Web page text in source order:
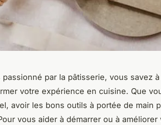
passionné par la pâtisserie, vous savez
votre expérience en cuisine. Que
avoir les bons outils à portée de main
vous aider à démarrer ou à